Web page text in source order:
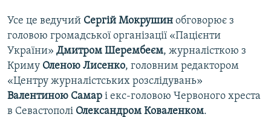
СВІДЧЕННЯ ОКУПАЦІЇ
УКРАЇНСЬКА ПРОБЛЕМА КРИМУ
ІНФОГРАФІКА
Qırımtatar
ДОЛУЧАЙСЯ!
Усе це ведучий Сергій Мокрушин обговорює з
головою громадської організації «Пацієнти
України» Дмитром Шерембеєм, журналісткою з
Криму Оленою Лисенко, головним редактором
«Центру журналістських розслідувань»
Валентиною Самар і екс-головою Червоного хреста
в Севастополі Олександром Коваленком.